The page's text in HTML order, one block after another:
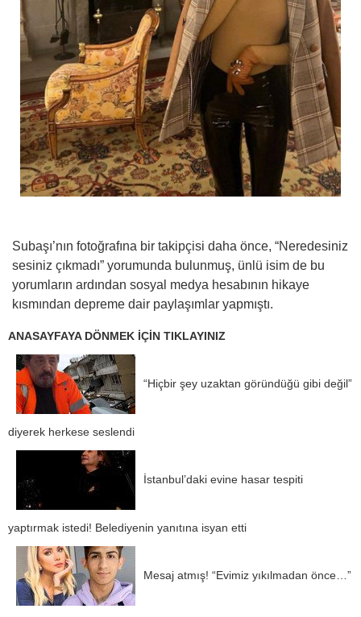
Subaşı’nın fotoğrafına bir takipçisi daha önce, “Neredesiniz
sesiniz çıkmadı” yorumunda bulunmuş, ünlü isim de bu
yorumların ardından sosyal medya hesabının hikaye
kısmından depreme dair paylaşımlar yapmıştı.
ANASAYFAYA DÖNMEK İÇİN TIKLAYINIZ
“Hiçbir şey uzaktan göründüğü gibi değil”
diyerek herkese seslendi
İstanbul’daki evine hasar tespiti
yaptırmak istedi! Belediyenin yanıtına isyan etti
Mesaj atmış! “Evimiz yıkılmadan önce…”